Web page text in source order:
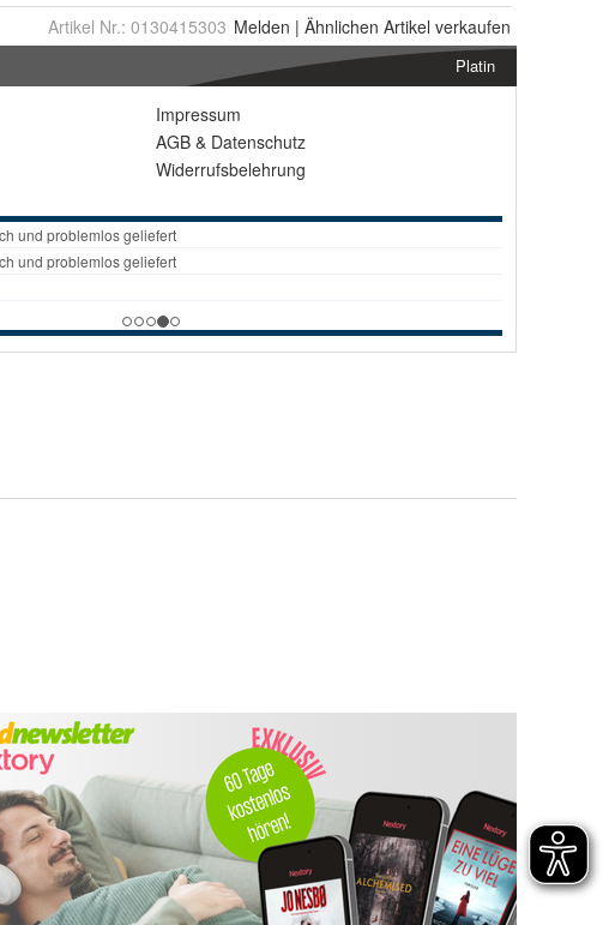
Artikel Nr.: 0130415303 Melden | Ähnlichen Artikel verkaufen
Platin
Impressum
AGB & Datenschutz
Widerrufsbelehrung